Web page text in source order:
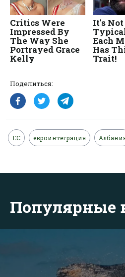
Поделиться:
ЕС евроинтеграция
Популярные